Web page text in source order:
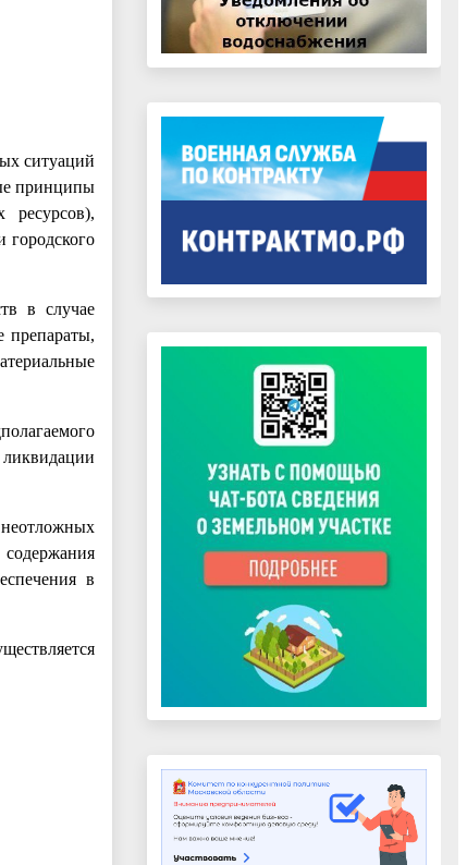
ситуаций
принципы
ресурсов),
городского
в случае
препараты,
в